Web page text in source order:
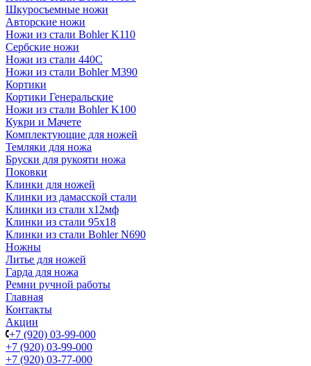
Шкуросъемные ножи
Авторские ножи
Ножи из стали Bohler K110
Сербские ножи
Ножи из стали 440С
Ножи из стали Bohler M390
Кортики
Кортики Генеральские
Ножи из стали Bohler K100
Кукри и Мачете
Комплектующие для ножей
Темляки для ножа
Бруски для рукояти ножа
Поковки
Клинки для ножей
Клинки из дамасской стали
Клинки из стали х12мф
Клинки из стали 95х18
Клинки из стали Bohler N690
Ножны
Литье для ножей
Гарда для ножа
Ремни ручной работы
Главная
Контакты
Акции
+7 (920) 03-99-000
+7 (920) 03-99-000
+7 (920) 03-77-000